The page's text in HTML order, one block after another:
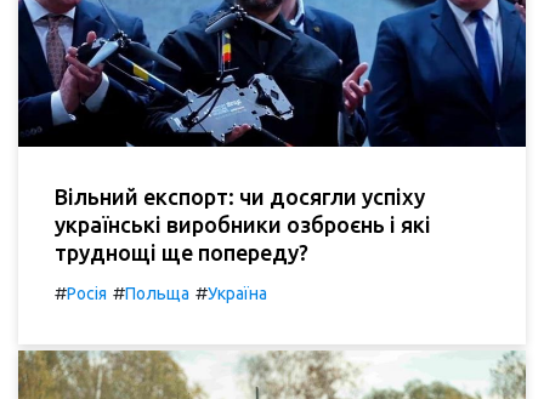
Вільний експорт: чи досягли успіху
українські виробники озброєнь і які
труднощі ще попереду?
#Росія #Польща #Україна